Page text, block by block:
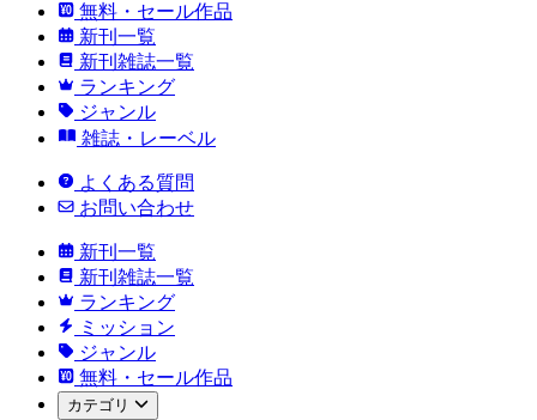
無料・セール作品
新刊一覧
新刊雑誌一覧
ランキング
ジャンル
雑誌・レーベル
よくある質問
お問い合わせ
新刊一覧
新刊雑誌一覧
ランキング
ミッション
ジャンル
無料・セール作品
カテゴリ